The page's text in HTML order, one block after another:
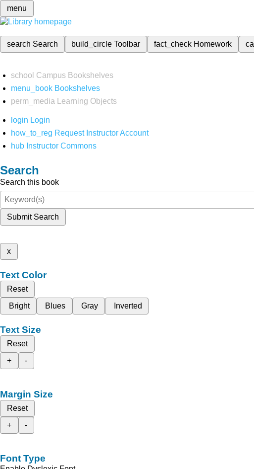
menu
search Search build_circleToolbar fact_check Homework
school Campus Bookshelves
menu_book Bookshelves
perm_media
Learning Objects
login Login
how_to_reg Request Instructor Account
hub Instructor Commons
Search
Search this book
Submit Search
x
Text Color
Reset
Bright
Blues Gray Inverted
Text Size
Reset
+
-
Margin Size
Reset
+
-
Font Type